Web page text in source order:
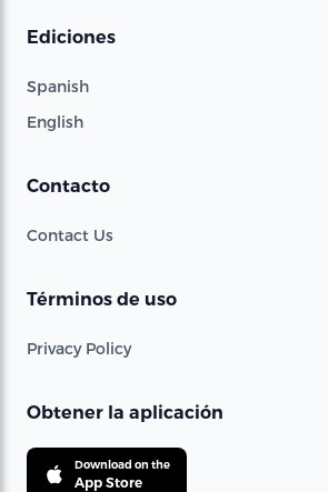
Ediciones
Spanish
English
Contacto
Contact Us
Términos de uso
Privacy Policy
Obtener la aplicación
Download on the
App Store